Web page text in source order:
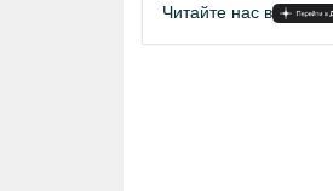
Читайте нас в